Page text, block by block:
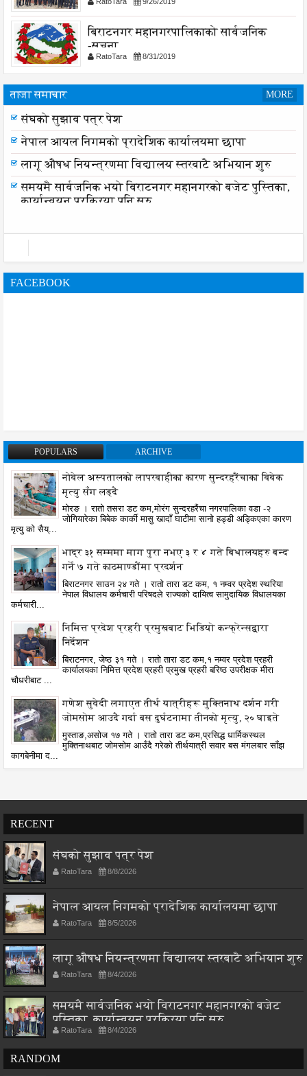
बिराटनगर महानगरपालिकाको सार्वजनिक
-सुचना
RatoTara 8/31/2019
ताजा समाचार MORE
संघको सुझाव पत्र पेश
नेपाल आयल निगमको प्रादेशिक कार्यालयमा छापा
लागू औषध नियन्त्रणमा विद्यालय स्तरबाटै अभियान शुरु
समयमै सार्वजनिक भयो विराटनगर महानगरको बजेट पुस्तिका,
कार्यान्वयन प्रक्रिया पनि सुरु
FACEBOOK
POPULARS ARCHIVE
नोबेल अस्पतालको लापरबाहीका कारण सुन्दरहरैंचाका बिबेक
मृत्यु सँग लड्दै
मोरङ । रातो तसरा डट कम,मोरंग सुन्दरहरैंचा नगरपालिका वडा -२
जोगियारेका बिबेक कार्की मासु खादाँ घाटीमा सानो हड्डी अड्किएका कारण
मृत्यु को सैय्...
भाद्र ३१ सम्ममा माग पुरा नभए ३ र ४ गते बिधालयहरु बन्द
गर्ने ७ गते काठमाण्डौंमा प्रदर्शन
बिराटनगर साउन २४ गते । रातो तारा डट कम, १ नम्वर प्रदेश स्थरिया
नेपाल विधालय कर्मचारी परिषदले राज्यको दायित्व सामुदायिक विधालयका
कर्मचारी...
निमित्त प्रदेश प्रहरी प्रमुखबाट भिडियो कन्फ्रेन्सद्वारा
निर्देशन
बिराटनगर, जेष्ठ ३१ गते । रातो तारा डट कम,१ नम्वर प्रदेश प्रहरी
कार्यालयका निमित्त प्रदेश प्रहरी प्रमुख प्रहरी बरिष्ठ उपरीक्षक मीरा
चौधरीबाट ...
गणेश सुवेदी लगाएत तीर्थ यात्रीहरू मुक्तिनाथ दर्शन गरी
जोमसोम आउदै गर्दा बस दुर्घटनामा तीनको मृत्यु, २० घाइते
मुस्ताङ,असोज १७ गते । रातो तारा डट कम,प्रसिद्ध धार्मिकस्थल
मुक्तिनाथबाट जोमसोम आउँदै गरेको तीर्थयात्री सवार बस मंगलबार साँझ
कागबेनीमा द...
RECENT
संघको सुझाव पत्र पेश
RatoTara 8/8/2026
नेपाल आयल निगमको प्रादेशिक कार्यालयमा छापा
RatoTara 8/5/2026
लागू औषध नियन्त्रणमा विद्यालय स्तरबाटै अभियान शुरु
RatoTara 8/4/2026
समयमै सार्वजनिक भयो विराटनगर महानगरको बजेट
पुस्तिका, कार्यान्वयन प्रक्रिया पनि सुरु
RatoTara 8/4/2026
RANDOM